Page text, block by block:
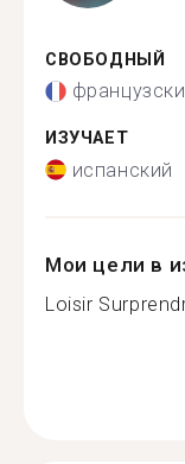
СВОБОДНЫЙ
ИЗУЧАЕТ
испанский
Мои цели в
Loisir